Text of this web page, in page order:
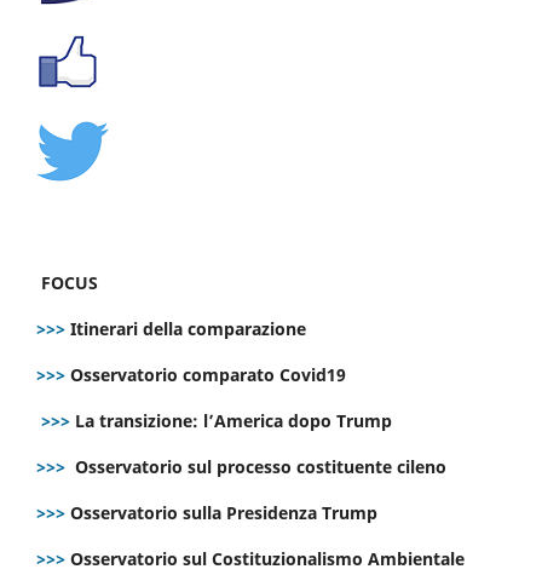
FOCUS
>>> Itinerari della comparazione
>>> Osservatorio comparato Covid19
>>> La transizione: l’America dopo Trump
>>> Osservatorio sul processo costituente cileno
>>> Osservatorio sulla Presidenza Trump
>>> Osservatorio sul Costituzionalismo Ambientale